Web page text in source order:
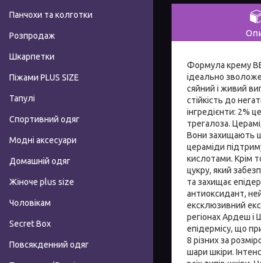
Формула крему
ідеально
сяйний і живий
стійкість до
інгредієнти: 2%
трегалоза.
Вони захищають
цераміди
кислотами. Крім
цукру, який
та захищає
антиоксидант,
ексклюзивний
регіонах Ардеш і
епідермісу, що
8 різних за
шари шкіри.
Панчохи та колготки
Розпродаж
Шкарпетки
Піжами PLUS SIZE
Тапулі
Спортивний одяг
Модні аксесуари
Домашній одяг
Жіноче plus size
Чоловікам
Secret Box
Повсякденний одяг